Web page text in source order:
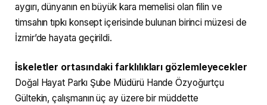
aygırı, dünyanın en büyük kara memelisi olan filin ve
timsahın tıpkı konsept içerisinde bulunan birinci müzesi de
İzmir’de hayata geçirildi.
İskeletler ortasındaki farklılıkları gözlemleyecekler
Doğal Hayat Parkı Şube Müdürü Hande Özyoğurtçu
Gültekin, çalışmanın üç ay üzere bir müddette